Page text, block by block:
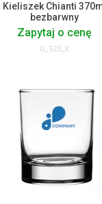
Kieliszek Chianti
bezbarwny
Zapytaj o cenę
G_523_X